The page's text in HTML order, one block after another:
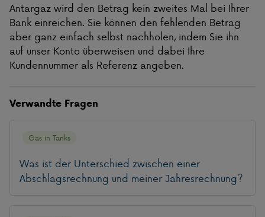
Antargaz wird den Betrag kein zweites Mal bei Ihrer
Bank einreichen. Sie können den fehlenden Betrag
aber ganz einfach selbst nachholen, indem Sie ihn
auf unser Konto überweisen und dabei Ihre
Kundennummer als Referenz angeben.
Verwandte Fragen
Was ist der Unterschied zwischen einer
Abschlagsrechnung und meiner Jahresrechnung?
Gas in Tanks